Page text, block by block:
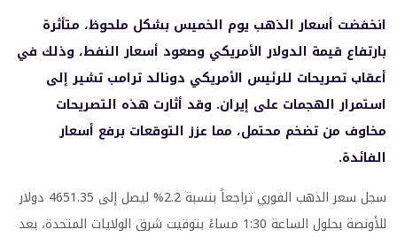
انخفضت أسعار الذهب يوم الخميس بشكل ملحوظ، متأثرة
بارتفاع قيمة الدولار الأمريكي وصعود أسعار النفط، وذلك في
أعقاب تصريحات للرئيس الأمريكي دونالد ترامب تشير إلى
استمرار الهجمات على إيران. وقد أثارت هذه التصريحات
مخاوف من تضخم محتمل، مما عزز التوقعات برفع أسعار
الفائدة.
سجل سعر الذهب الفوري تراجعاً بنسبة 2.2% ليصل إلى 4651.35 دولار
للأونصة بحلول الساعة 1:30 مساءً بتوقيت شرق الولايات المتحدة، بعد